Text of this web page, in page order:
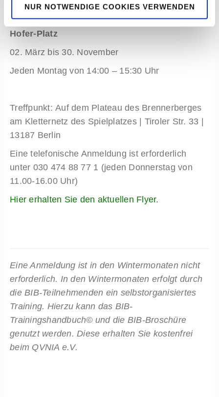
NUR NOTWENDIGE COOKIES VERWENDEN
Trainings-Termine am Brennerberg / Andreas-
Hofer-Platz
02. März bis 30. November
Jeden Montag von 14:00 – 15:30 Uhr
Treffpunkt: Auf dem Plateau des Brennerberges
am Kletternetz des Spielplatzes | Tiroler Str. 33 |
13187 Berlin
Eine telefonische Anmeldung ist erforderlich
unter 030 474 88 77 1 (jeden Donnerstag von
11.00-16.00 Uhr)
Hier erhalten Sie den aktuellen Flyer.
Eine Anmeldung ist in den Wintermonaten nicht
erforderlich. In den Wintermonaten erfolgt durch
die BIB-Teilnehmenden ein selbstorganisiertes
Training. Hierzu kann das BIB-
Trainingshandbuch© und die BIB-Broschüre
genutzt werden. Diese erhalten Sie kostenfrei
beim QVNIA e.V.